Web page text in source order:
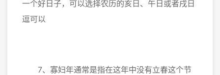
一个好日子，可以选择农历的亥日、午日或者戌日
逗可以
7、寡妇年通常是指在这年中没有立春这个节